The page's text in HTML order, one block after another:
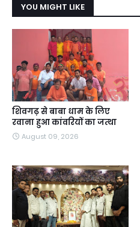
YOU MIGHT LIKE
शिवगढ़ से बाबा धाम के लिए
रवाना हुआ कांवरियों का जत्था
August 09, 2026